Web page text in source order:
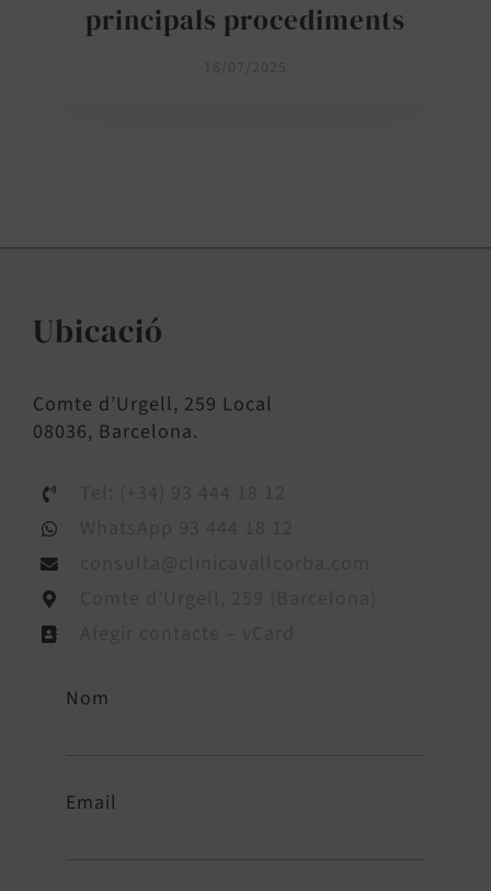
principals procediments
16/07/2025
Ubicació
Comte d’Urgell, 259 Local
08036, Barcelona.
Nom
Email